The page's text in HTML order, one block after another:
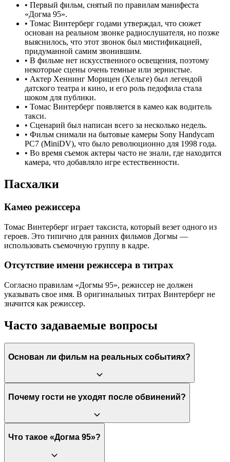
• Первый фильм, снятый по правилам манифеста
«Догма 95».
• Томас Винтерберг годами утверждал, что сюжет
основан на реальном звонке радиослушателя, но позже
выяснилось, что этот звонок был мистификацией,
придуманной самим звонившим.
• В фильме нет искусственного освещения, поэтому
некоторые сцены очень темные или зернистые.
• Актер Хеннинг Морицен (Хельге) был легендой
датского театра и кино, и его роль педофила стала
шоком для публики.
• Томас Винтерберг появляется в камео как водитель
такси.
• Сценарий был написан всего за несколько недель.
• Фильм снимали на бытовые камеры Sony Handycam
PC7 (MiniDV), что было революционно для 1998 года.
• Во время съемок актеры часто не знали, где находится
камера, что добавляло игре естественности.
Пасхалки
Камео режиссера
Томас Винтерберг играет таксиста, который везет одного из
героев. Это типично для ранних фильмов Догмы —
использовать съемочную группу в кадре.
Отсутствие имени режиссера в титрах
Согласно правилам «Догмы 95», режиссер не должен
указывать свое имя. В оригинальных титрах Винтерберг не
значится как режиссер.
Часто задаваемые вопросы
Основан ли фильм на реальных событиях?
И да, и нет. Режиссер Томас Винтерберг услышал историю на
Винтерберг написал сценарий, веря в это. Лишь спустя годы
выяснилось, что звонок на радио был мистификацией, и
история была выдумана.
Почему гости не уходят после обвинений?
Это сатира на буржуазное общество и силу социальных
страхом скандала, что им проще игнорировать ужасные слова,
Что такое «Догма 95»?